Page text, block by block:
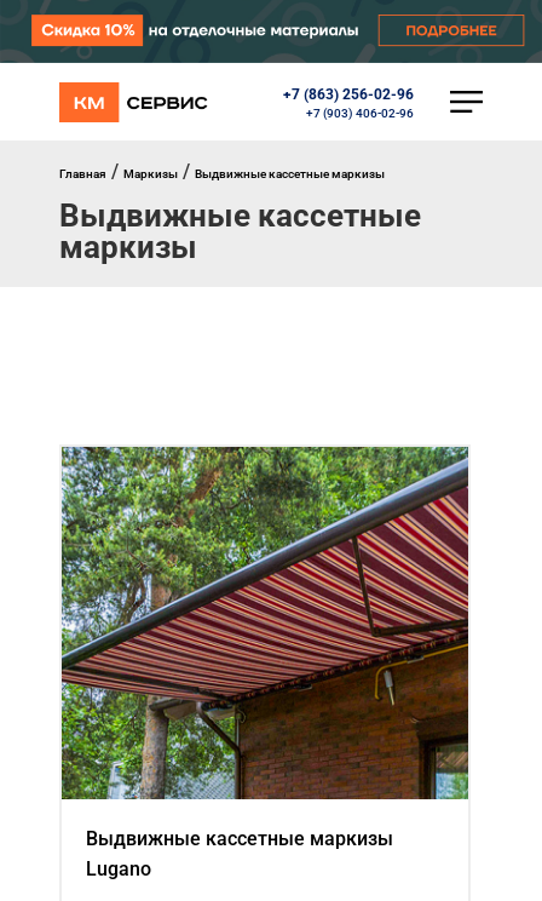
+7 (863) 256-02-96
+7 (903) 406-02-96
КАТАЛОГ
Перегрузочное оборудование
Уличные калитки
Шлагбаумы
МЕНЮ
Главная
Акции
Примеры работ
Ремонт
Сервис
Кредит
О компании
Где купить
Главная / Маркизы / Выдвижные кассетные маркизы
Выдвижные кассетные
маркизы
Выдвижные кассетные маркизы
Lugano